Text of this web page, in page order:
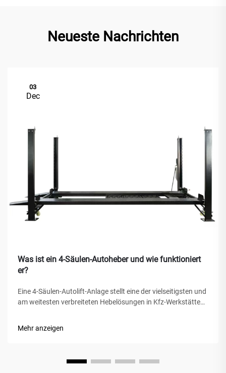
Neueste Nachrichten
03
Dec
Was ist ein 4-Säulen-Autoheber und wie funktioniert
er?
Eine 4-Säulen-Autolift-Anlage stellt eine der vielseitigsten und
am weitesten verbreiteten Hebelösungen in Kfz-Werkstätten,
Wagenhebern oder Scherenhebern bietet diese mechanische
Mehr anzeigen